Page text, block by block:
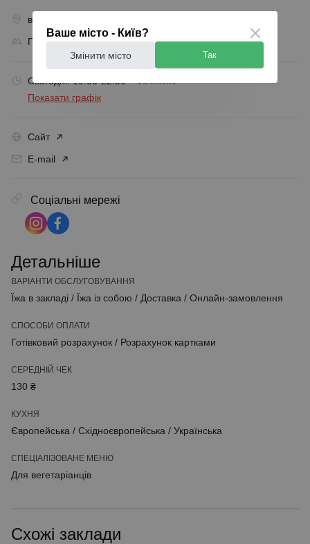
Ваше місто - Київ?
Змінити місто Так
вулиця Олександра Мишуги, 4а, Київ, 02141
Позняки
Сьогодні: 10:00-22:00 Зачинено
Показати графік
Сайт
E-mail
Соціальні мережі
Детальніше
ВАРІАНТИ ОБСЛУГОВУВАННЯ
Їжа в закладі / Їжа із собою / Доставка / Онлайн-замовлення
СПОСОБИ ОПЛАТИ
Готівковий розрахунок / Розрахунок картками
СЕРЕДНІЙ ЧЕК
130 ₴
КУХНЯ
Європейська / Східноєвропейська / Українська
СПЕЦІАЛІЗОВАНЕ МЕНЮ
Для вегетаріанців
Схожі заклади